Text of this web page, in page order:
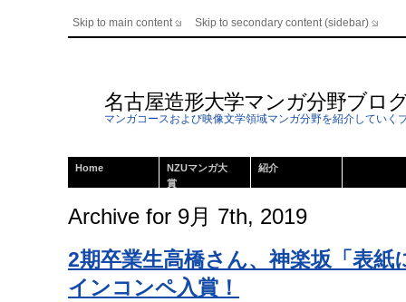
Skip to main content Skip to secondary content (sidebar)
名古屋造形大学マンガ分野ブロ
マンガコースおよび映像文学領域マンガ分野を紹介していく
Home
NZUマンガ大
賞
紹介
Archive for 9月 7th, 2019
2期卒業生高橋さん、神楽坂「表紙
インコンペ入賞！